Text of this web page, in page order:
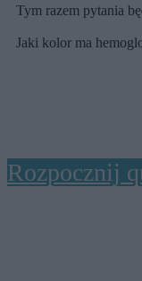
Tym razem pytania
Jaki kolor ma
Rozpocznij